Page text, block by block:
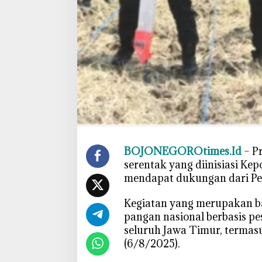
a
h
a
n
a
n
P
a
n
g
n
B
e
b
a
s
i
‎BOJONEGOROtimes.Id–
serentak yang diinisiasi
mendapat dukungan dari
‎Kegiatan yang merupakan
pangan nasional berbasis
seluruh Jawa Timur,
(6/8/2025).